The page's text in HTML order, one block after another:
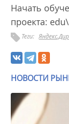
Начать
проекта:
Теги:
НОВОСТИ